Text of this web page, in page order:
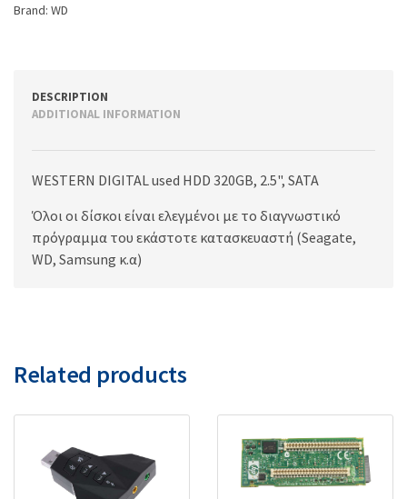
Brand: WD
DESCRIPTION
ADDITIONAL INFORMATION
WESTERN DIGITAL used HDD 320GB, 2.5", SATA
Όλοι οι δίσκοι είναι ελεγμένοι με το διαγνωστικό
πρόγραμμα του εκάστοτε κατασκευαστή (Seagate,
WD, Samsung κ.α)
Related products